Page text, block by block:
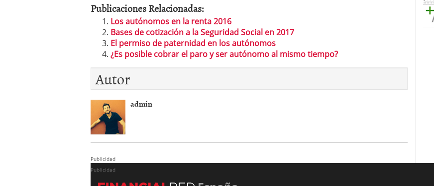
Publicaciones Relacionadas:
Los autónomos en la renta 2016
Bases de cotización a la Seguridad Social en 2017
El permiso de paternidad en los autónomos
¿Es posible cobrar el paro y ser autónomo al mismo tiempo?
Autor
admin
Publicidad
Publicidad